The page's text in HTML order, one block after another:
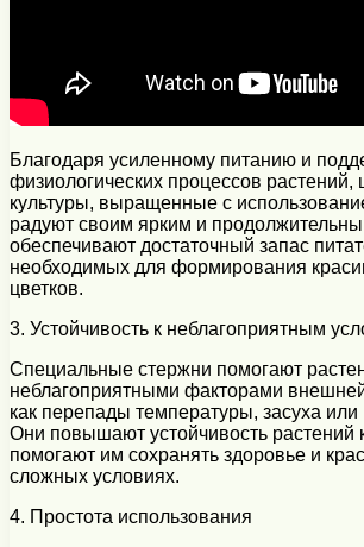
Благодаря усиленному питанию и
физиологических процессов растений,
культуры, выращенные с
радуют своим ярким и
обеспечивают достаточный запас
необходимых для формирования
цветков.
3. Устойчивость к неблагоприятным
Специальные стержни помогают
неблагоприятными факторами
как перепады температуры, засуха или
Они повышают устойчивость растений
помогают им сохранять здоровье и
сложных условиях.
4. Простота использования